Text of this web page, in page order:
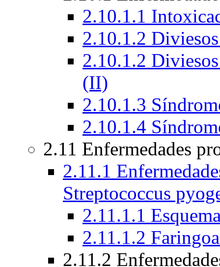
2.10.1.1
2.10.1.2
2.10.1.2
(II)
2.10.1.3
2.10.1.4
2.11 Enfermedades
2.11.1
Streptococcus
2.11.1.1
2.11.1.2
2.11.2